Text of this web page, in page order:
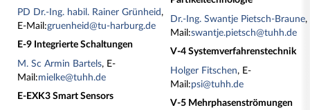
PD Dr.-Ing. habil. Rainer Grünheid,
E-Mail:gruenheid@tu-harburg.de
E-9 Integrierte Schaltungen
M. Sc Armin Bartels, E-
Mail:mielke@tuhh.de
E-EXK3 Smart Sensors
Dr.-Ing. Swantje Pietsch-Braune,
Mail:swantje.pietsch@tuhh.de
V-4 Systemverfahrenstechnik
Holger Fitschen, E-
Mail:psi@tuhh.de
V-5 Mehrphasenströmungen